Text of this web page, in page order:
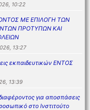
10:22
ΜΕ ΕΠΙΛΟΓΗ ΤΩΝ
ΠΡΟΤΥΠΩΝ ΚΑΙ
13:27
εκπαιδευτικών ΕΝΤΟΣ
13:39
για αποσπάσεις
στο Ινστιτούτο